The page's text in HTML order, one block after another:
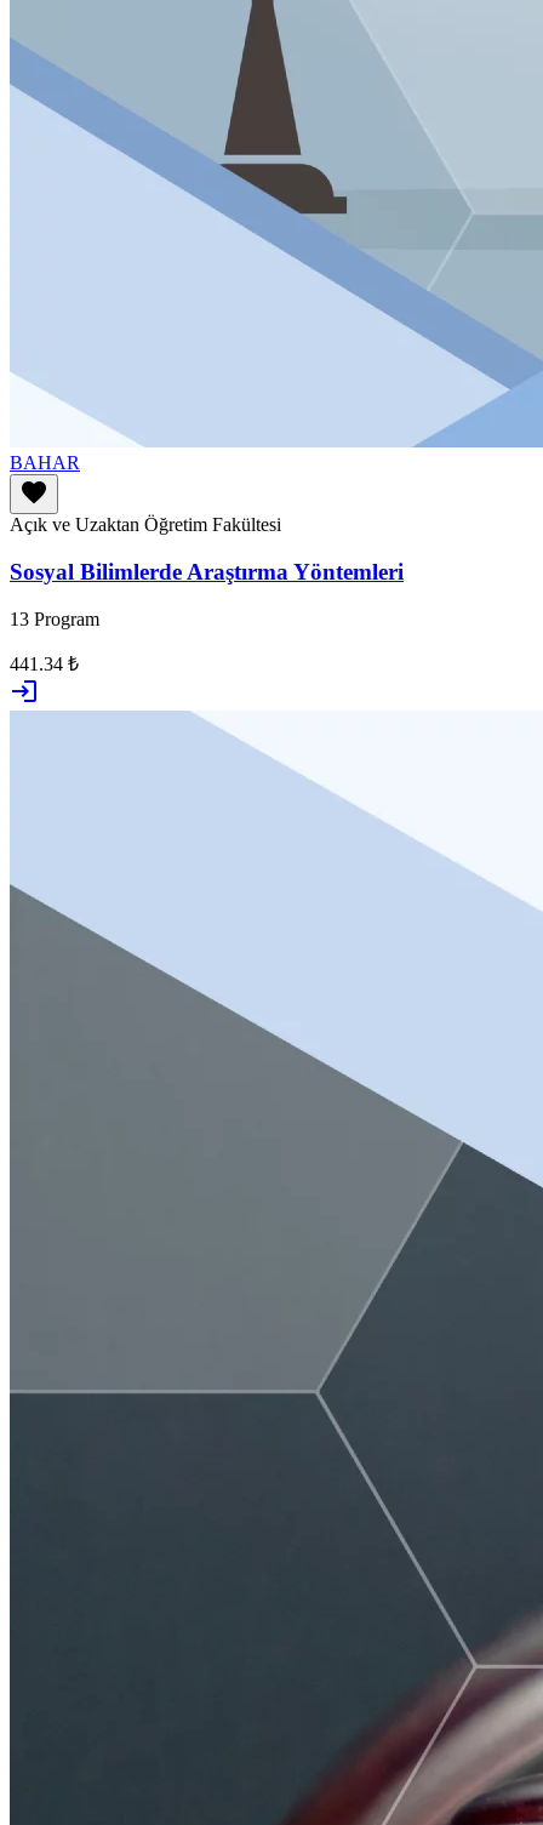
BAHAR
favorite
Açık ve Uzaktan Öğretim Fakültesi
Sosyal Bilimlerde Araştırma Yöntemleri
13 Program
441.34 ₺
login